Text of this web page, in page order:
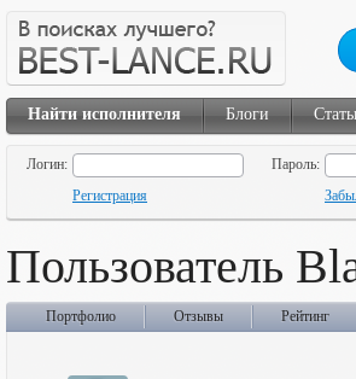
Найти исполнителя Блоги
Логин:
Пароль:
Регистрация
Пользователь
Портфолио Отзывы Рейтинг